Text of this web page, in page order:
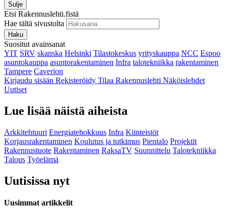
Sulje
Etsi Rakennuslehti.fistä
Hae tältä sivustolta
Haku
Suositut avainsanat
YIT SRV skanska Helsinki Tilastokeskus yrityskauppa NCC Espoo
asuntokauppa asuntorakentaminen Infra talotekniikka rakentaminen
Tampere Caverion
Kirjaudu sisään Rekisteröidy Tilaa Rakennuslehti Näköislehdet
Uutiset
Lue lisää näistä aiheista
Arkkitehtuuri Energiatehokkuus Infra Kiinteistöt
Korjausrakentaminen Koulutus ja tutkimus Pientalo Projektit
Rakennustuote Rakentaminen RaksaTV Suunnittelu Talotekniikka
Talous Työelämä
Uutisissa nyt
Uusimmat artikkelit